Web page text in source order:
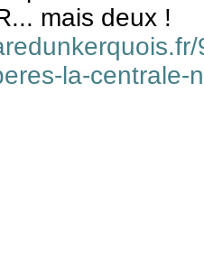
mais deux !
la-centrale-